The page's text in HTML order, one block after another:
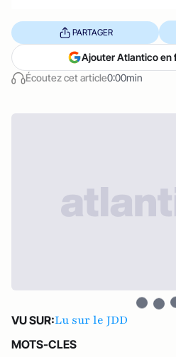
Écoutez cet article0:00min
PARTAGER
Ajouter Atlantico en
VU SUR:Lu sur le JDD
MOTS-CLES